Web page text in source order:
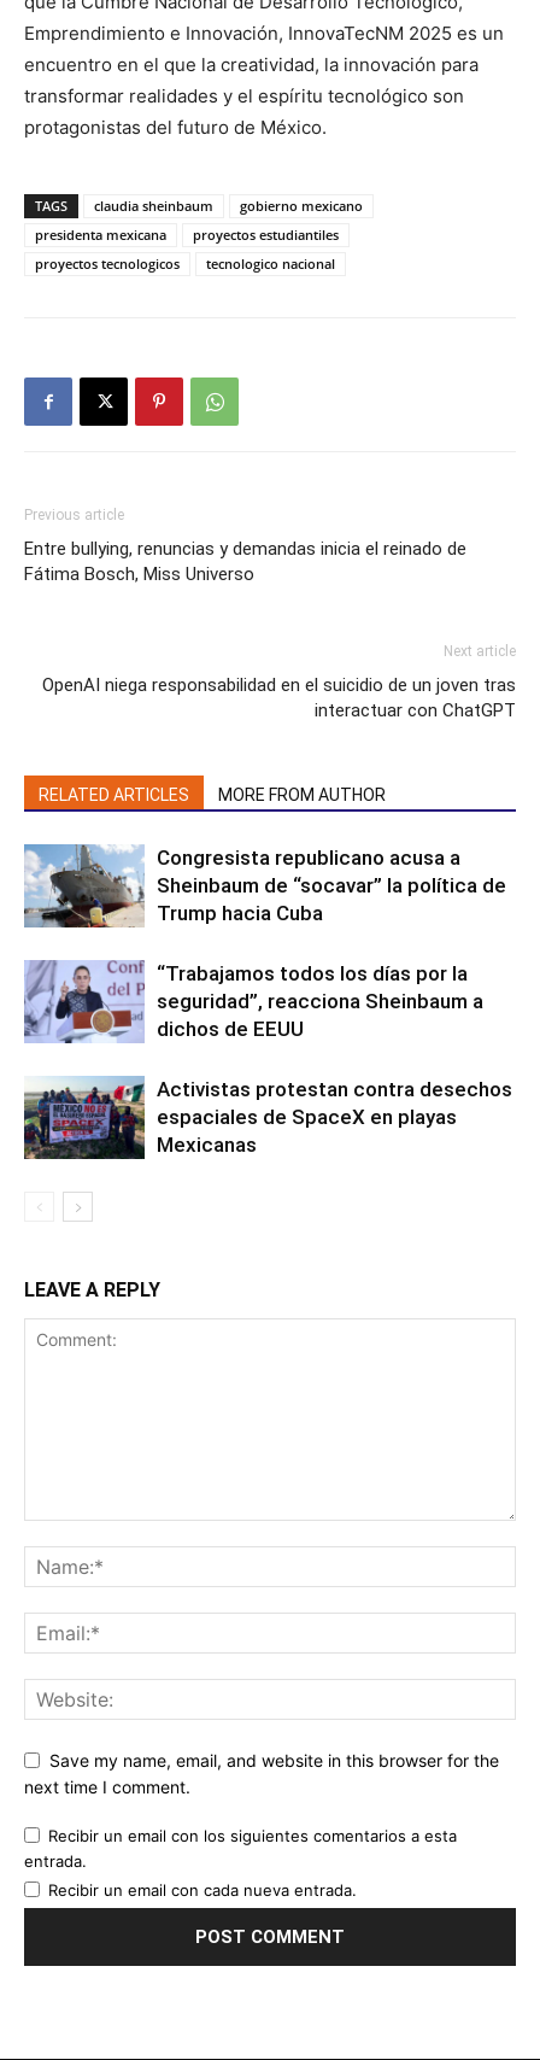
Emprendimiento e Innovación, InnovaTecNM 2025 es un
encuentro en el que la creatividad, la innovación para
transformar realidades y el espíritu tecnológico son
protagonistas del futuro de México.
TAGS claudia sheinbaum
gobierno mexicano
presidenta mexicana
proyectos estudiantiles
proyectos tecnologicos
tecnologico nacional
Previous article
Entre bullying, renuncias y demandas inicia el reinado de
Fátima Bosch, Miss Universo
Next article
OpenAI niega responsabilidad en el suicidio de un joven tras
interactuar con ChatGPT
RELATED ARTICLES MORE FROM AUTHOR
Congresista republicano acusa a
Sheinbaum de “socavar” la política de
Trump hacia Cuba
“Trabajamos todos los días por la
seguridad”, reacciona Sheinbaum a
dichos de EEUU
Activistas protestan contra desechos
espaciales de SpaceX en playas
Mexicanas
LEAVE A REPLY
Save my name, email, and website in this browser for the
next time I comment.
Recibir un email con los siguientes comentarios a esta
entrada.
Recibir un email con cada nueva entrada.